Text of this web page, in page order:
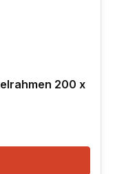
200 x